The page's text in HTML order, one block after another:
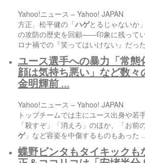
Yahoo!ニュース – Yahoo! JAPAN
方正、松平健の「ハゲとるじゃないか
の攻防の歴史を回顧――印象に残って
ロナ禍での『笑ってはいけない』だっ
ユース選手への暴力「常態
顔は気持ち悪い」など数々
金明輝前 …
Yahoo!ニュース – Yahoo! JAPAN
トップチームでは主にユース出身や若
「殺すぞ」「消えろ」のほか、「お前
ゲ」など容姿を中傷するものもあった
蝶野ビンタもタイキックも